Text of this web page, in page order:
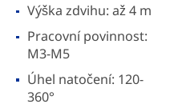
Výška zdvihu: až 4 m
Pracovní povinnost:
M3-M5
Úhel natočení: 120-
360°